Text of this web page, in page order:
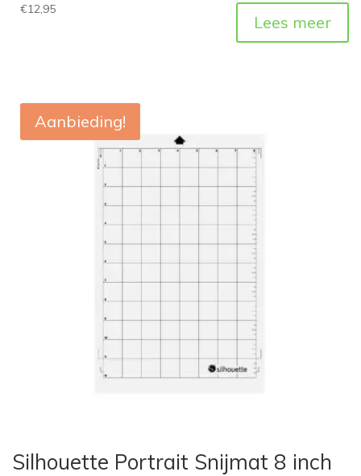
€12,95
Lees meer
Aanbieding!
Silhouette Portrait Snijmat 8 inch